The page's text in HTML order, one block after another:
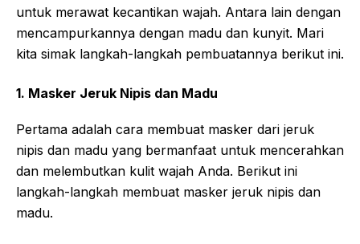
untuk merawat kecantikan wajah. Antara lain dengan
mencampurkannya dengan madu dan kunyit. Mari
kita simak langkah-langkah pembuatannya berikut ini.
1. Masker Jeruk Nipis dan Madu
Pertama adalah cara membuat masker dari jeruk
nipis dan madu yang bermanfaat untuk mencerahkan
dan melembutkan kulit wajah Anda. Berikut ini
langkah-langkah membuat masker jeruk nipis dan
madu.